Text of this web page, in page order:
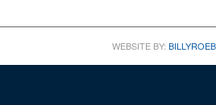
WEBSITE BY: